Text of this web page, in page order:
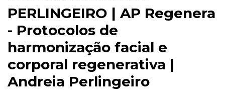
PERLINGEIRO | AP Regenera
- Protocolos de
harmonização facial e
corporal regenerativa |
Andreia Perlingeiro